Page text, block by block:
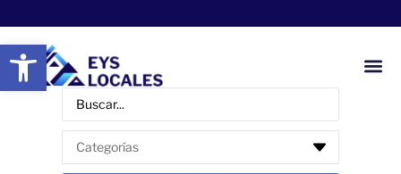
Abrir barra de herramientas